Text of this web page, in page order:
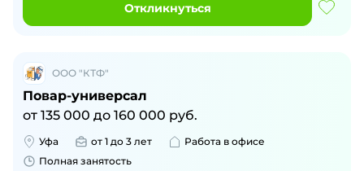
Откликнуться
ООО "КТФ"
Повар-универсал
от 135 000 до 160 000 руб.
Уфа от 1 до 3 лет
Работа в офисе
Полная занятость